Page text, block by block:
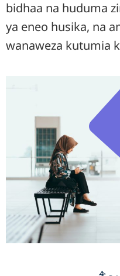
bidhaa na huduma
ya eneo husika, na
wanaweza kutumia